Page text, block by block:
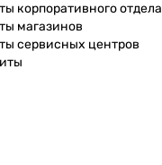
корпоративного отдела
магазинов
сервисных центров